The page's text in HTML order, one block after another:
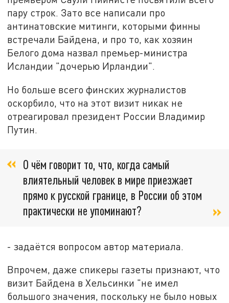
пару строк. Зато все написали про
антинатовские митинги, которыми финны
встречали Байдена, и про то, как хозяин
Белого дома назвал премьер-министра
Исландии "дочерью Ирландии".
Но больше всего финских журналистов
оскорбило, что на этот визит никак не
отреагировал президент России Владимир
Путин.
О чём говорит то, что, когда самый
влиятельный человек в мире приезжает
прямо к русской границе, в России об этом
практически не упоминают?
- задаётся вопросом автор материала.
Впрочем, даже спикеры газеты признают, что
визит Байдена в Хельсинки "не имел
большого значения, поскольку не было новых